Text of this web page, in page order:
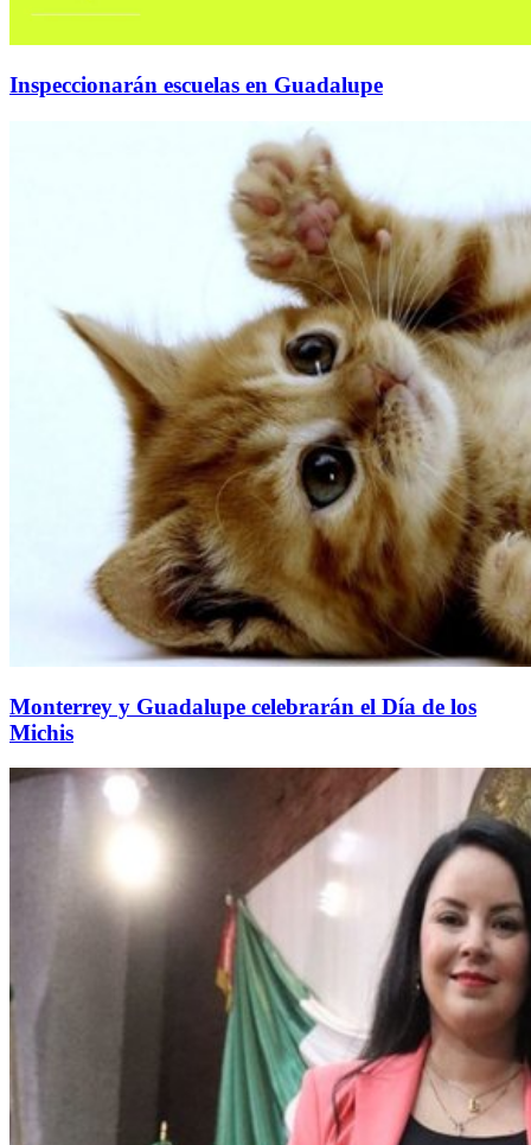
Inspeccionarán escuelas en Guadalupe
Monterrey y Guadalupe celebrarán el Día de los
Michis